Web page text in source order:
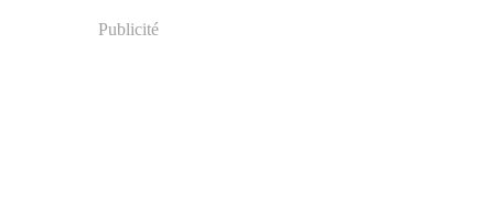
Publicité